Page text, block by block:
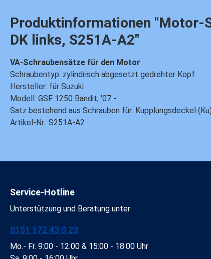
Produktinformationen "Motor-
DK links, S251A-A2"
VA-Schraubensätze für den Motor
Schraubentyp: zylindrisch abgesetzt gedrehter Kopf
Hersteller: für Suzuki
Modell: GSF 1250 Bandit, '07 -
Satz bestehend aus Schrauben für: Kupplungsdeckel
Artikel-Nr.: S251A-A2
Service-Hotline
Unterstützung und Beratung unter:
0151 172 43 0 23
Mo.- Fr. 9:00 - 12:00 & 15:00 - 18:00 Uhr